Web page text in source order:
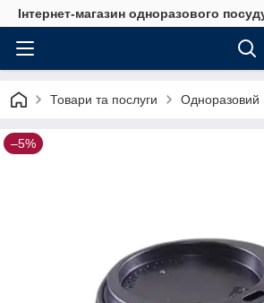
Інтернет-магазин одноразового
Товари та послуги Одноразовий
–5%